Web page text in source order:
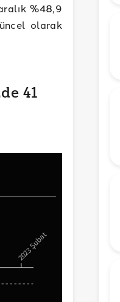
%48,9
olarak
41